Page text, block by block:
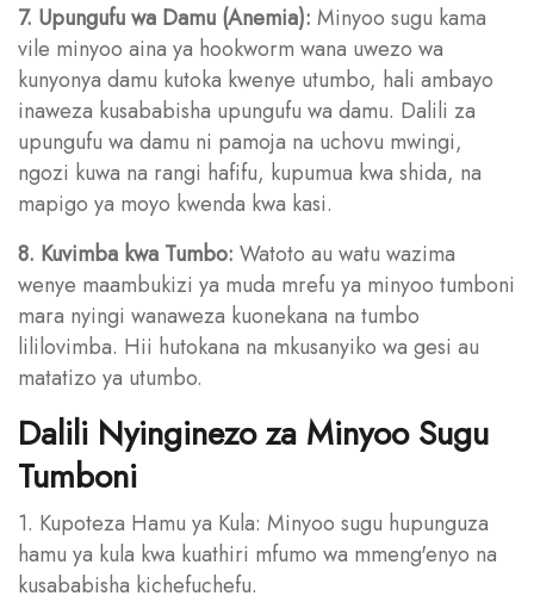
7. Upungufu wa Damu (Anemia): Minyoo sugu kama
vile minyoo aina ya hookworm wana uwezo wa
kunyonya damu kutoka kwenye utumbo, hali ambayo
inaweza kusababisha upungufu wa damu. Dalili za
upungufu wa damu ni pamoja na uchovu mwingi,
ngozi kuwa na rangi hafifu, kupumua kwa shida, na
mapigo ya moyo kwenda kwa kasi.
8. Kuvimba kwa Tumbo: Watoto au watu wazima
wenye maambukizi ya muda mrefu ya minyoo tumboni
mara nyingi wanaweza kuonekana na tumbo
lililovimba. Hii hutokana na mkusanyiko wa gesi au
matatizo ya utumbo.
Dalili Nyinginezo za Minyoo Sugu
Tumboni
1. Kupoteza Hamu ya Kula: Minyoo sugu hupunguza
hamu ya kula kwa kuathiri mfumo wa mmeng'enyo na
kusababisha kichefuchefu.